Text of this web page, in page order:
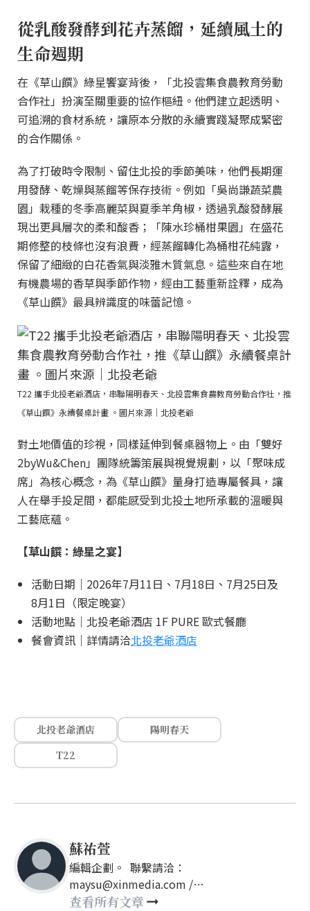
從乳酸發酵到花卉蒸餾，延續風土的
生命週期
在《草山饌》綠星饗宴背後，「北投雲集食農教育勞動
合作社」扮演至關重要的協作樞紐。他們建立起透明、
可追溯的食材系統，讓原本分散的永續實踐凝聚成緊密
的合作關係。
為了打破時令限制、留住北投的季節美味，他們長期運
用發酵、乾燥與蒸餾等保存技術。例如「吳尚謙蔬菜農
園」栽種的冬季高麗菜與夏季羊角椒，透過乳酸發酵展
現出更具層次的柔和酸香；「陳水珍桶柑果園」在盛花
期修整的枝條也沒有浪費，經蒸餾轉化為桶柑花純露，
保留了細緻的白花香氣與淡雅木質氣息。這些來自在地
有機農場的香草與季節作物，經由工藝重新詮釋，成為
《草山饌》最具辨識度的味蕾記憶。
T22 攜手北投老爺酒店，串聯陽明春天、北投雲集食農教育勞動合作社，推
《草山饌》永續餐桌計畫 。圖片來源｜北投老爺
對土地價值的珍視，同樣延伸到餐桌器物上。由「雙好
2byWu&Chen」團隊統籌策展與視覺規劃，以「聚味成
席」為核心概念，為《草山饌》量身打造專屬餐具，讓
人在舉手投足間，都能感受到北投土地所承載的溫暖與
工藝底蘊。
【草山饌：綠星之宴】
活動日期｜2026年7月11日、7月18日、7月25日及
8月1日（限定晚宴）
活動地點｜北投老爺酒店 1F PURE 歐式餐廳
餐會資訊｜詳情請洽北投老爺酒店
北投老爺酒店
陽明春天
T22
蘇祐萱
編輯企劃。 聯繫請洽：
maysu@xinmedia.com /
may860527@gmail.com
查看所有文章